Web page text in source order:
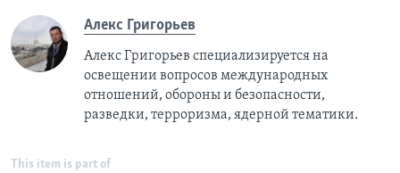
Алекс Григорьев
Алекс Григорьев специализируется на
освещении вопросов международных
отношений, обороны и безопасности,
разведки, терроризма, ядерной тематики.
This item is part of